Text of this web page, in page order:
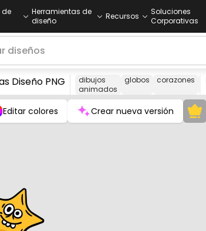
de
Herramientas de
diseño
Recursos
Soluciones
Corporativas
Diseño PNG
dibujos
animados
globos corazones
Editar colores Crear nueva versión